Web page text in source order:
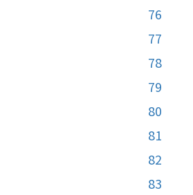
76
77
78
79
80
81
82
83